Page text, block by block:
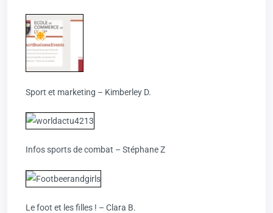
Sport et marketing – Kimberley D.
Infos sports de combat – Stéphane Z
Le foot et les filles ! – Clara B.